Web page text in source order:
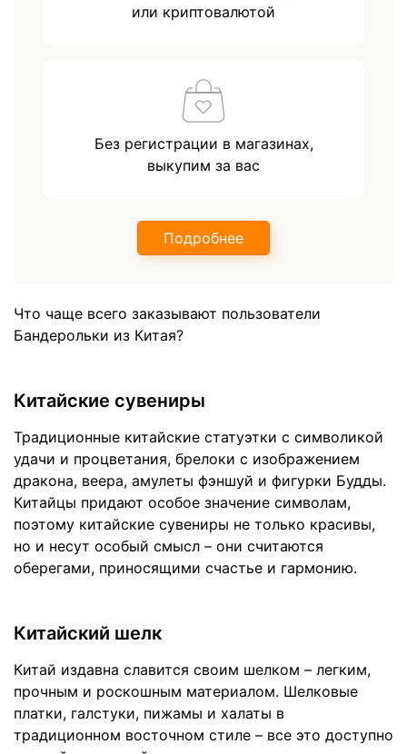
или криптовалютой
Без регистрации в магазинах,
выкупим за вас
Подробнее
Что чаще всего заказывают пользователи
Бандерольки из Китая?
Китайские сувениры
Традиционные китайские статуэтки с символикой
удачи и процветания, брелоки с изображением
дракона, веера, амулеты фэншуй и фигурки Будды.
Китайцы придают особое значение символам,
поэтому китайские сувениры не только красивы,
но и несут особый смысл – они считаются
оберегами, приносящими счастье и гармонию.
Китайский шелк
Китай издавна славится своим шелком – легким,
прочным и роскошным материалом. Шелковые
платки, галстуки, пижамы и халаты в
традиционном восточном стиле – все это доступно